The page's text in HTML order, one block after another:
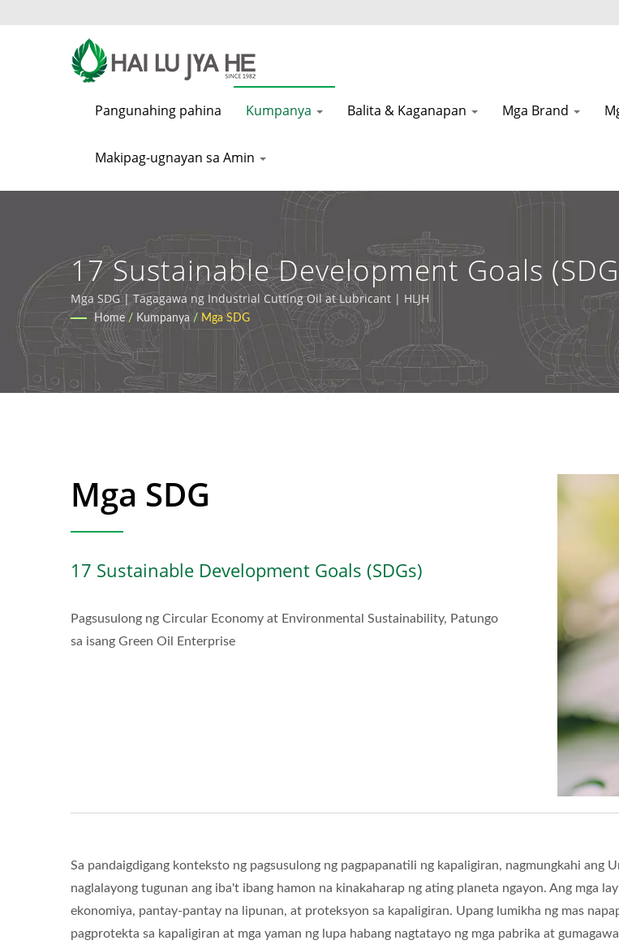
Pangunahing pahina Kumpanya Balita & Kaganapan Mga Brand
Makipag-ugnayan sa Amin
17 Sustainable Development Goals
Industrial Lubricants At Cutting Oils |
Mga SDG | Tagagawa ng Industrial Cutting Oil at Lubricant | HLJH
Home / Kumpanya / Mga SDG
Mga SDG
17 Sustainable Development Goals (SDGs)
Pagsusulong ng Circular Economy at Environmental Sustainability, Patungo
sa isang Green Oil Enterprise
Sa pandaigdigang konteksto ng pagsusulong ng pagpapanatili ng kapaligiran, nagmungkahi ang
naglalayong tugunan ang iba't ibang hamon na kinakaharap ng ating planeta ngayon. Ang mga
ekonomiya, pantay-pantay na lipunan, at proteksyon sa kapaligiran. Upang lumikha ng mas
pagprotekta sa kapaligiran at mga yaman ng lupa habang nagtatayo ng mga pabrika at